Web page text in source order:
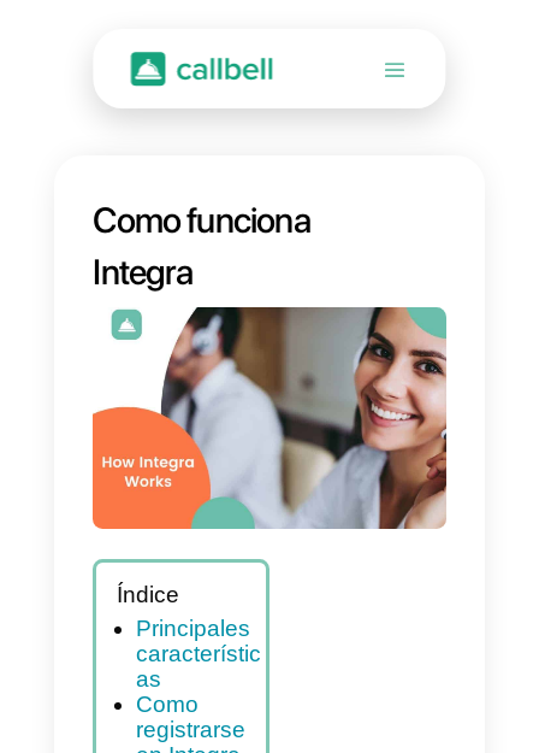
Como funciona
Integra
Índice